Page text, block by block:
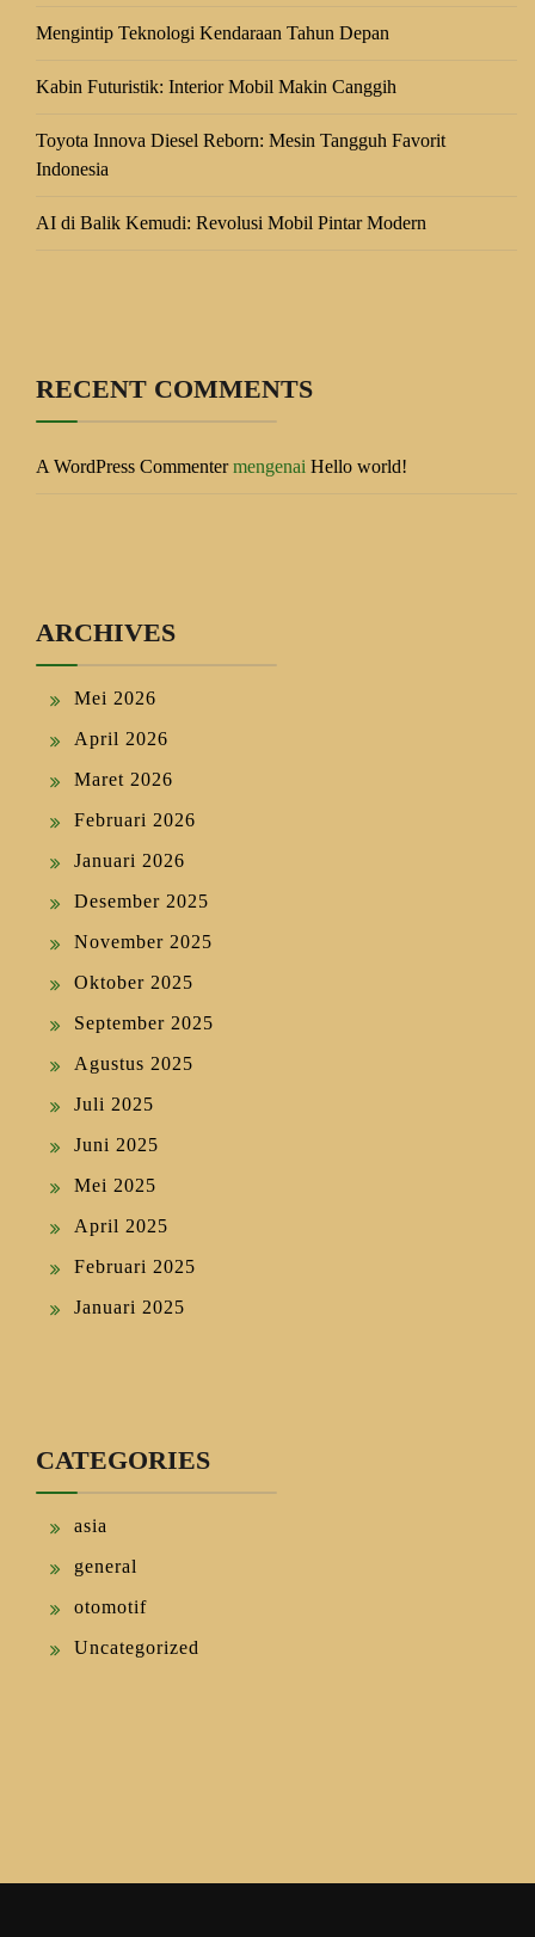
Mengintip Teknologi Kendaraan Tahun Depan
Kabin Futuristik: Interior Mobil Makin Canggih
Toyota Innova Diesel Reborn: Mesin Tangguh Favorit
Indonesia
AI di Balik Kemudi: Revolusi Mobil Pintar Modern
RECENT COMMENTS
A WordPress Commentermengenai Hello world!
ARCHIVES
Mei 2026
April 2026
Maret 2026
Februari 2026
Januari 2026
Desember 2025
November 2025
Oktober 2025
September 2025
Agustus 2025
Juli 2025
Juni 2025
Mei 2025
April 2025
Februari 2025
Januari 2025
CATEGORIES
asia
general
otomotif
Uncategorized